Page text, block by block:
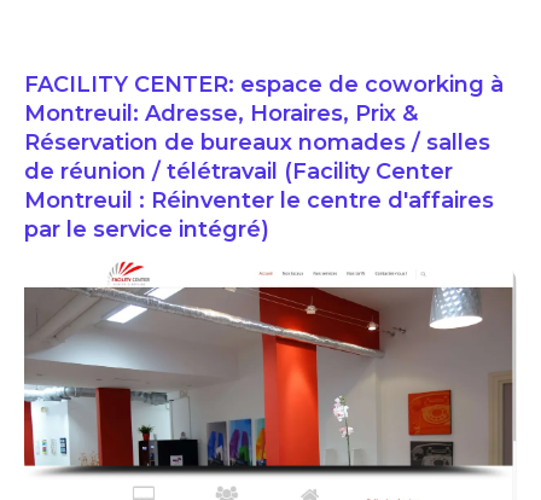
FACILITY CENTER: espace de coworking à
Montreuil: Adresse, Horaires, Prix &
Réservation de bureaux nomades / salles
de réunion / télétravail (Facility Center
Montreuil : Réinventer le centre d'affaires
par le service intégré)